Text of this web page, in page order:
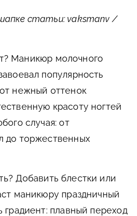
статьи: vaksmanv /
Маникюр молочного
популярность
нежный оттенок
красоту ногтей
случая: от
до торжественных
Добавить блестки или
маникюру праздничный
градиент: плавный переход